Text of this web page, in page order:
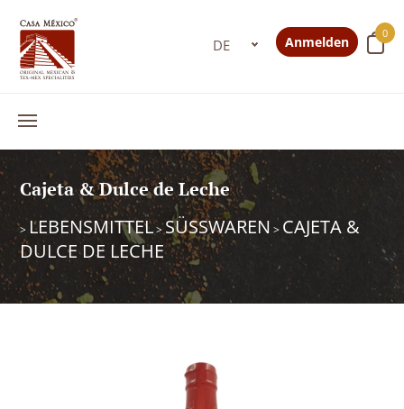
0
Anmelden
Cajeta & Dulce de Leche
> LEBENSMITTEL>SÜSSWAREN > CAJETA &
DULCE DE LECHE